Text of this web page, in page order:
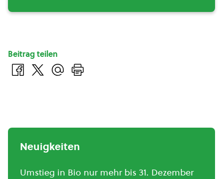
Beitrag teilen
Neuigkeiten
Umstieg in Bio nur mehr bis 31. Dezember